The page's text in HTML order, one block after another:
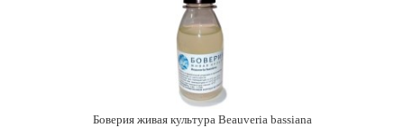
Боверия живая культура Beauveria bassiana